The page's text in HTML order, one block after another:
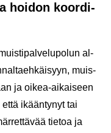
hoi­don koor­di­
al­
muis­
ja oikea-​aikaiseen
ikään­ty­nyt tai
tie­toa ja